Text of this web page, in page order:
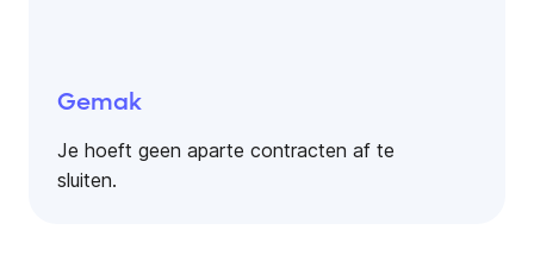
Gemak
Je hoeft geen aparte contracten af te
sluiten.